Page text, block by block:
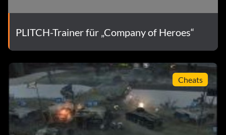
PLITCH-Trainer für „Company of Heroes“
Cheats